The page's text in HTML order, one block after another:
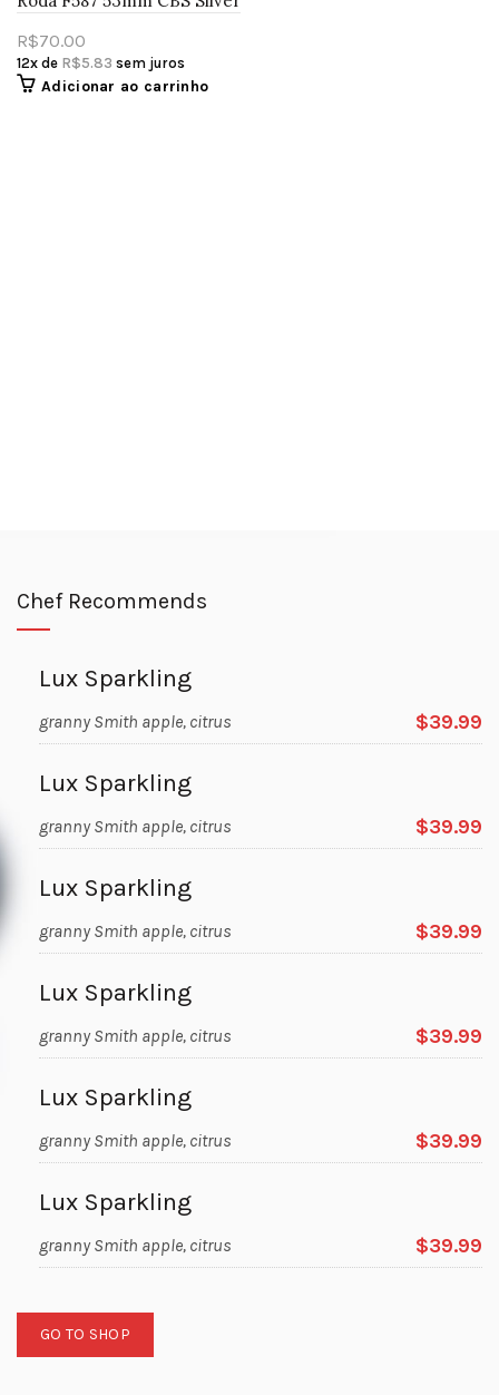
R$70.00
12x de R$5.83 sem juros
Adicionar ao carrinho
Chef Recommends
Lux Sparkling
granny Smith apple, citrus $39.99
Lux Sparkling
granny Smith apple, citrus $39.99
Lux Sparkling
granny Smith apple, citrus $39.99
Lux Sparkling
granny Smith apple, citrus $39.99
Lux Sparkling
granny Smith apple, citrus $39.99
Lux Sparkling
granny Smith apple, citrus $39.99
GO TO SHOP